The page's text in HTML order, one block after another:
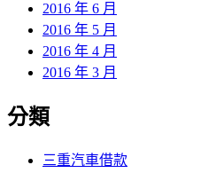
2016 年 6 月
2016 年 5 月
2016 年 4 月
2016 年 3 月
分類
三重汽車借款